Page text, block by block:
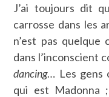
J’ai toujours dit
carrosse dans les
n’est pas
dans l’inconscient
dancing… Les gens
qui est Madonna